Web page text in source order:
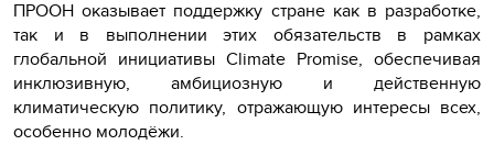
ПРООН оказывает поддержку стране как в разработке,
так и в выполнении этих обязательств в рамках
глобальной инициативы Climate Promise, обеспечивая
инклюзивную, амбициозную и действенную
климатическую политику, отражающую интересы всех,
особенно молодёжи.